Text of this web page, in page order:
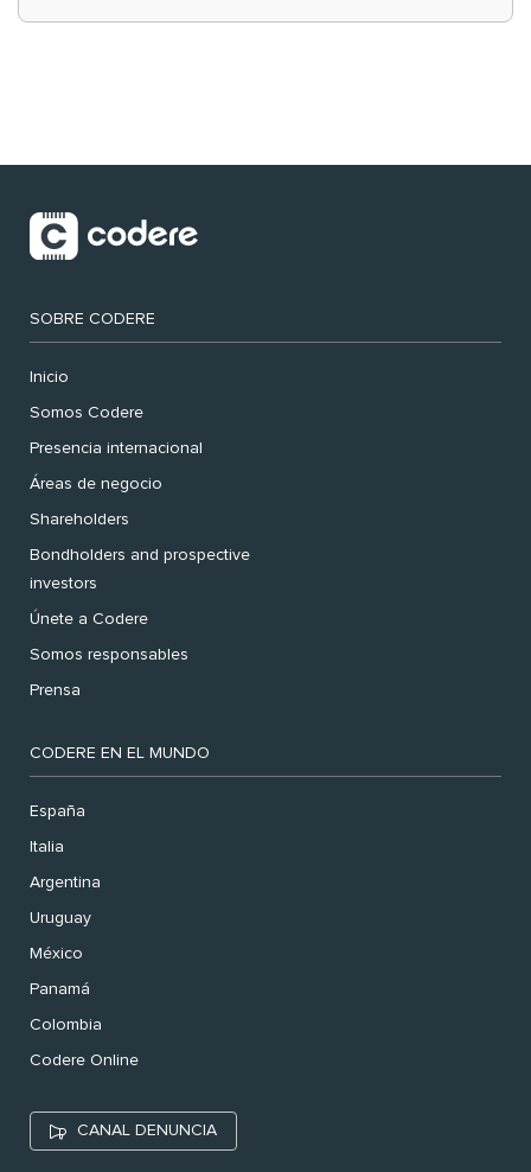
SOBRE CODERE
Inicio
Somos Codere
Presencia internacional
Áreas de negocio
Shareholders
Bondholders and prospective
investors
Únete a Codere
Somos responsables
Prensa
CODERE EN EL MUNDO
España
Italia
Argentina
Uruguay
México
Panamá
Colombia
Codere Online
CANAL DENUNCIA